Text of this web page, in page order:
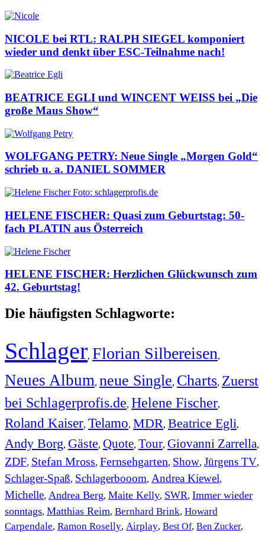
NICOLE bei RTL: RALPH SIEGEL komponiert
wieder und denkt über ESC-Teilnahme nach!
BEATRICE EGLI und WINCENT WEISS bei „Die
große Maus Show“
WOLFGANG PETRY: Neue Single „Morgen Gold“
schrieb u. a. DANIEL SOMMER
HELENE FISCHER: Quasi zum Geburtstag: 50-
fach PLATIN aus Österreich
HELENE FISCHER: Herzlichen Glückwunsch zum
42. Geburtstag!
Die häufigsten Schlagworte:
Schlager, Florian Silbereisen,
Neues Album, neue Single, Charts, Zuerst
bei Schlagerprofis.de, Helene Fischer,
Roland Kaiser, Telamo, MDR, Beatrice Egli,
Andy Borg, Gäste, Quote, Tour, Giovanni Zarrella,
ZDF, Stefan Mross, Fernsehgarten, Show, Jürgens TV,
Schlager-Spaß, Schlagerbooom, Andrea Kiewel,
Michelle, Andrea Berg, Maite Kelly, SWR, Immer wieder
sonntags, Matthias Reim, Bernhard Brink, Howard
Carpendale, Ramon Roselly, Airplay, Best Of, Ben Zucker,